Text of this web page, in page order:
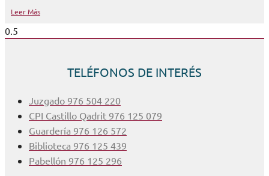
Leer Más
TELÉFONOS DE INTERÉS
Juzgado 976 504 220
CPI Castillo Qadrit 976 125 079
Guardería 976 126 572
Biblioteca 976 125 439
Pabellón 976 125 296